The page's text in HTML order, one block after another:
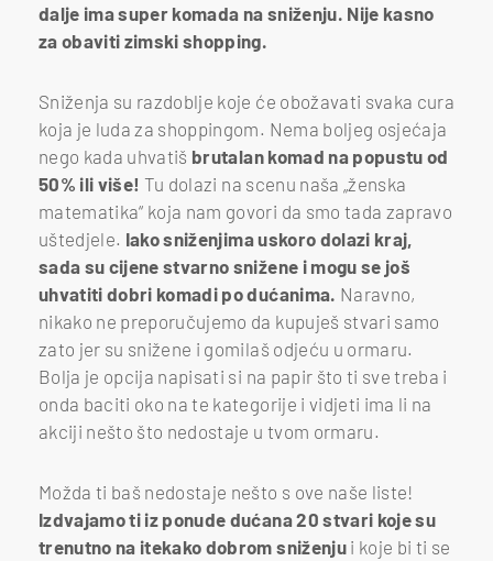
dalje ima super komada na sniženju. Nije kasno
za obaviti zimski shopping.
Sniženja su razdoblje koje će obožavati svaka cura
koja je luda za shoppingom. Nema boljeg osjećaja
nego kada uhvatiš brutalan komad na popustu od
50% ili više! Tu dolazi na scenu naša „ženska
matematika“ koja nam govori da smo tada zapravo
uštedjele. Iako sniženjima uskoro dolazi kraj,
sada su cijene stvarno snižene i mogu se još
uhvatiti dobri komadi po dućanima. Naravno,
nikako ne preporučujemo da kupuješ stvari samo
zato jer su snižene i gomilaš odjeću u ormaru.
Bolja je opcija napisati si na papir što ti sve treba i
onda baciti oko na te kategorije i vidjeti ima li na
akciji nešto što nedostaje u tvom ormaru.
Možda ti baš nedostaje nešto s ove naše liste!
Izdvajamo ti iz ponude dućana 20 stvari koje su
trenutno na itekako dobrom sniženjui koje bi ti se